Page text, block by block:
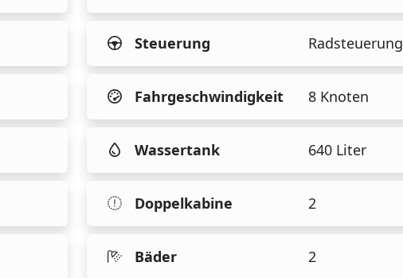
Steuerung Radsteuerung
Fahrgeschwindigkeit 8 Knoten
Wassertank 640 Liter
Doppelkabine 2
Bäder 2